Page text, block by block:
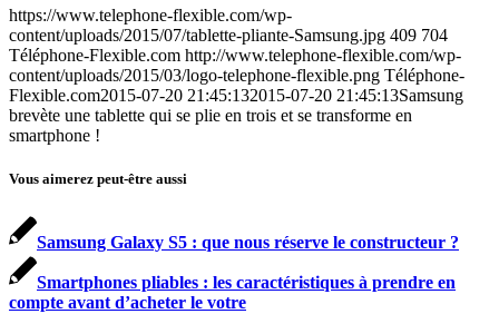
https://www.telephone-flexible.com/wp-
content/uploads/2015/07/tablette-pliante-Samsung.jpg 409 704
Téléphone-Flexible.com http://www.telephone-flexible.com/wp-
content/uploads/2015/03/logo-telephone-flexible.png Téléphone-
Flexible.com2015-07-20 21:45:132015-07-20 21:45:13Samsung
brevète une tablette qui se plie en trois et se transforme en
smartphone !
Vous aimerez peut-être aussi
Samsung Galaxy S5 : que nous réserve le constructeur ?
Smartphones pliables : les caractéristiques à prendre en
compte avant d’acheter le votre